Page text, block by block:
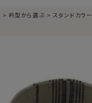
衿型から選ぶ スタンドカラー